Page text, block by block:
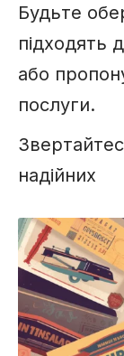
Будьте
підходять
або
послуги.
надійних